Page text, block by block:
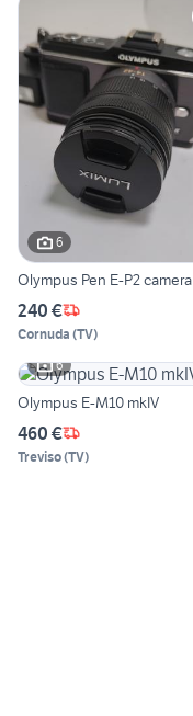
6
Olympus Pen E-P2 camera
240 €
Cornuda (TV)
6
Olympus E-M10 mkIV
460 €
Treviso(TV)